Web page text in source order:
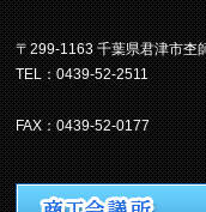
〒299-1163 千葉県君津市杢
TEL：0439-52-2511
FAX：0439-52-0177